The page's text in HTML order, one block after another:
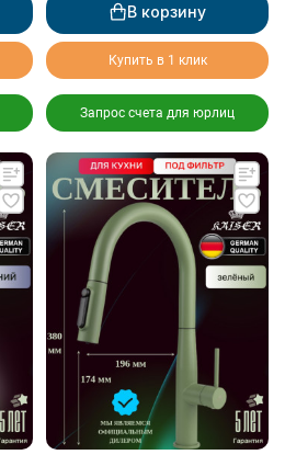
В корзину
Купить в 1 клик
Запрос счета для юрлиц